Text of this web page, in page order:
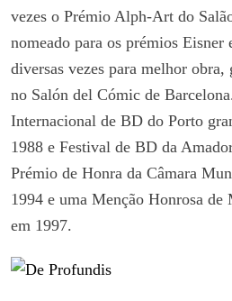
vezes o Prémio Alph-Art do
nomeado para os prémios
diversas vezes para melhor
no Salón del Cómic de
Internacional de BD do Porto
1988 e Festival de BD da
Prémio de Honra da Câmara
1994 e uma Menção Honrosa
em 1997.